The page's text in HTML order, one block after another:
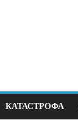
КАТАСТРОФА